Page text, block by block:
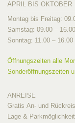
APRIL BIS OKTOBER
Montag bis Freitag:
Samstag: 09.00 –
Sonntag: 11.00 – 16.00
Öffnungszeiten alle
Sonderöffnungszeiten
ANREISE
Gratis An- und
Lage &